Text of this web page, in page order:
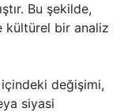
Bu şekilde,
kültürel bir analiz
değişimi,
siyasi